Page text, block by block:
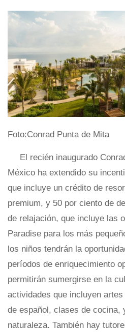
Foto:Conrad Punta de Mita
El recién inaugurado
México ha extendido su
que incluye un crédito de
premium, y 50 por ciento de
de relajación, que incluye las
Paradise para los más
los niños tendrán la
períodos de enriquecimiento
permitirán sumergirse en la
actividades que incluyen
de español, clases de cocina,
naturaleza. También hay